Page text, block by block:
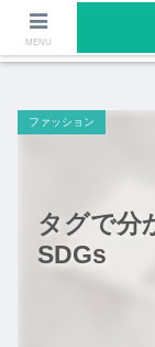
ファッシ
タグで分
SDGs
ファッション
MENU